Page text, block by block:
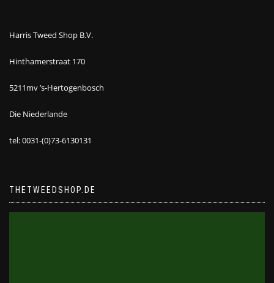
Harris Tweed Shop B.V.
Hinthamerstraat 170
5211mv ’s-Hertogenbosch
Die Niederlande
tel: 0031-(0)73-6130131
THETWEEDSHOP.DE